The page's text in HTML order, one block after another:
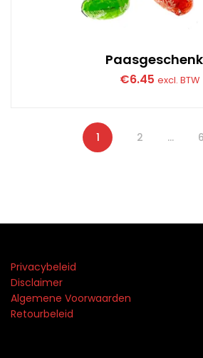
Paasgeschenk
€6.45 excl. BTW
1 2 … 6
Privacybeleid
Disclaimer
Algemene Voorwaarden
Retourbeleid